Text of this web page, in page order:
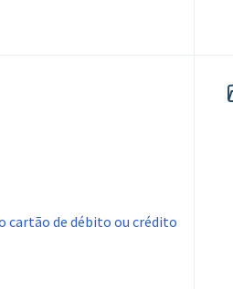
cartão de débito ou crédito